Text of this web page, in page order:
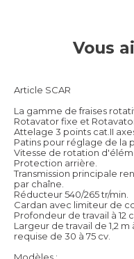
Vous
Article SCAR
La gamme de fraises
Rotavator fixe et
Attelage 3 points cat.II
Patins pour réglage de la
Vitesse de rotation
Protection arrière.
Transmission principale
par chaîne.
Réducteur 540/265 tr/min.
Cardan avec limiteur de
Profondeur de travail à 12
Largeur de travail de 1,2 m
requise de 30 à 75 cv.